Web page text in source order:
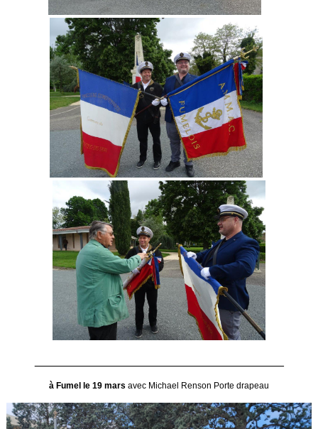
à Fumel le 19 mars avec Michael Renson Porte drapeau